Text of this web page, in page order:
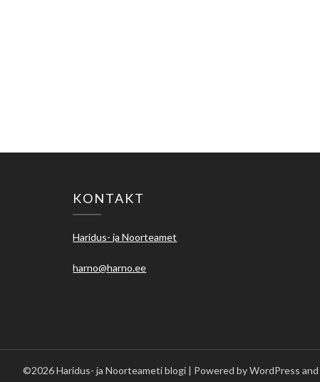
KONTAKT
Haridus- ja Noorteamet
harno@harno.ee
©2026 Haridus- ja Noorteameti blogi | Powered by WordPress and